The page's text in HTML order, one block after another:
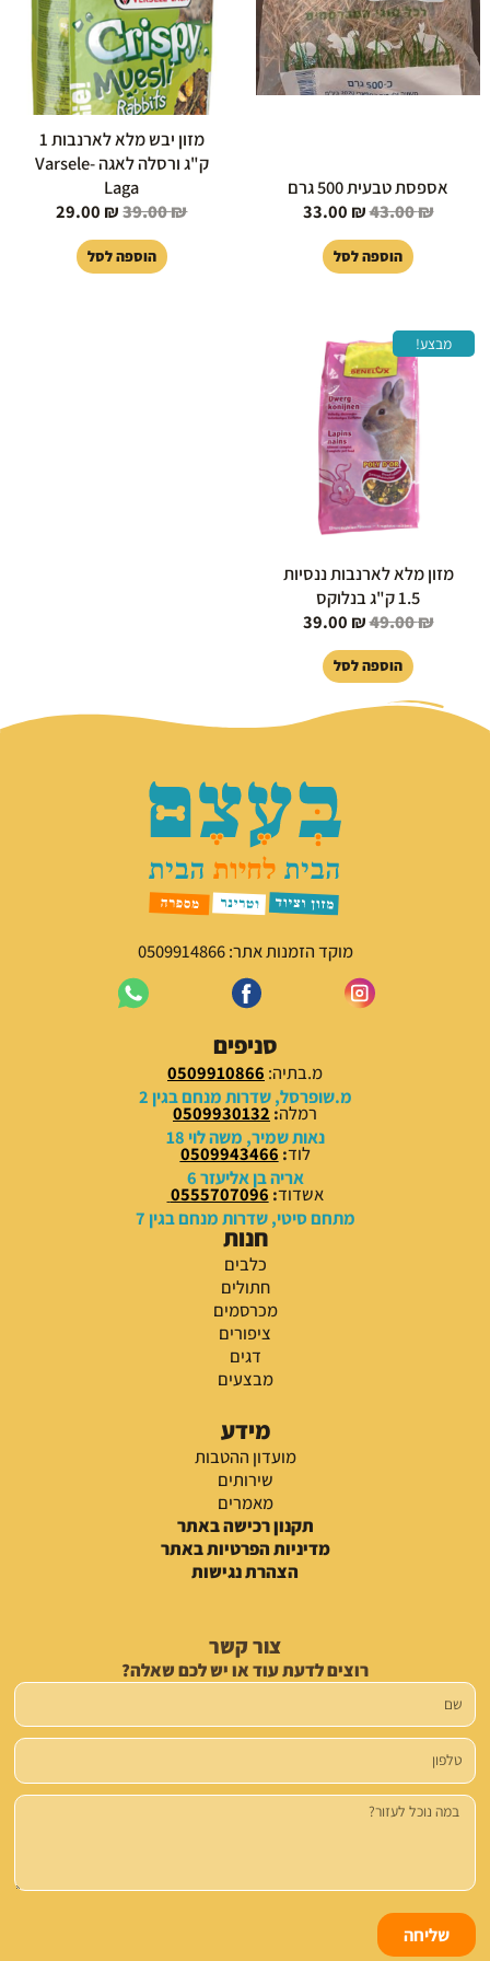
אספסת טבעית 500 גרם
43.00₪
33.00 ₪
הוספה לסל
מזון יבש מלא לארנבות 1
ק"ג ורסלה לאגה Varsele-
Laga
39.00₪
29.00 ₪
הוספה לסל
מבצע!
מזון מלא לארנבות ננסיות
1.5 ק"ג בנלוקס
49.00₪
המחיר
המקורי
היה:
49.00 ₪.
39.00 ₪
הוספה לסל
מוקד הזמנות אתר: 0509914866
סניפים
מ.בתיה: 0509910866
מ.שופרסל, שדרות מנחם בגין 2
רמלה:
0509930132
נאות שמיר, משה לוי 18
לוד:
0509943466
אריה בן אליעזר 6
אשדוד:
0555707096
מתחם סיטי, שדרות מנחם בגין 7
חנות
כלבים
חתולים
מכרסמים
ציפורים
דגים
מבצעים
מידע
מועדון ההטבות
שירותים
מאמרים
תקנון רכישה באתר
מדיניות הפרטיות באתר
הצהרת נגישות
צור קשר
רוצים לדעת עוד או יש לכם שאלה?
שם
טלפון
הודעה
שליחה